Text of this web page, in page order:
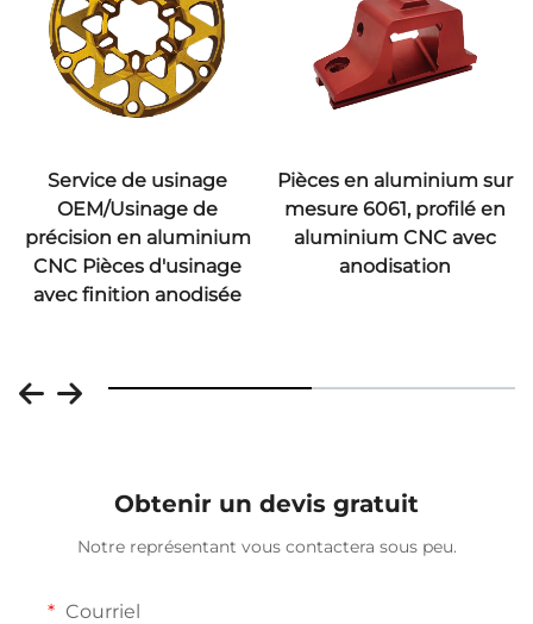
Service de usinage
OEM/Usinage de
précision en aluminium
CNC Pièces d'usinage
avec finition anodisée
Pièces en aluminium sur
mesure 6061, profilé en
aluminium CNC avec
anodisation
Obtenir un devis gratuit
Notre représentant vous contactera sous peu.
Courriel